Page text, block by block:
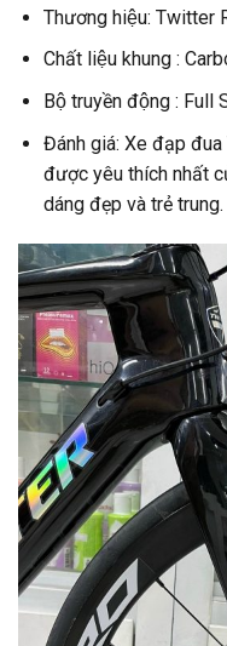
Thương hiệu: Twitter
Chất liệu khung :
Bộ truyền động : Full
Đánh giá: Xe đạp
được yêu thích nhất
dáng đẹp và trẻ trung.